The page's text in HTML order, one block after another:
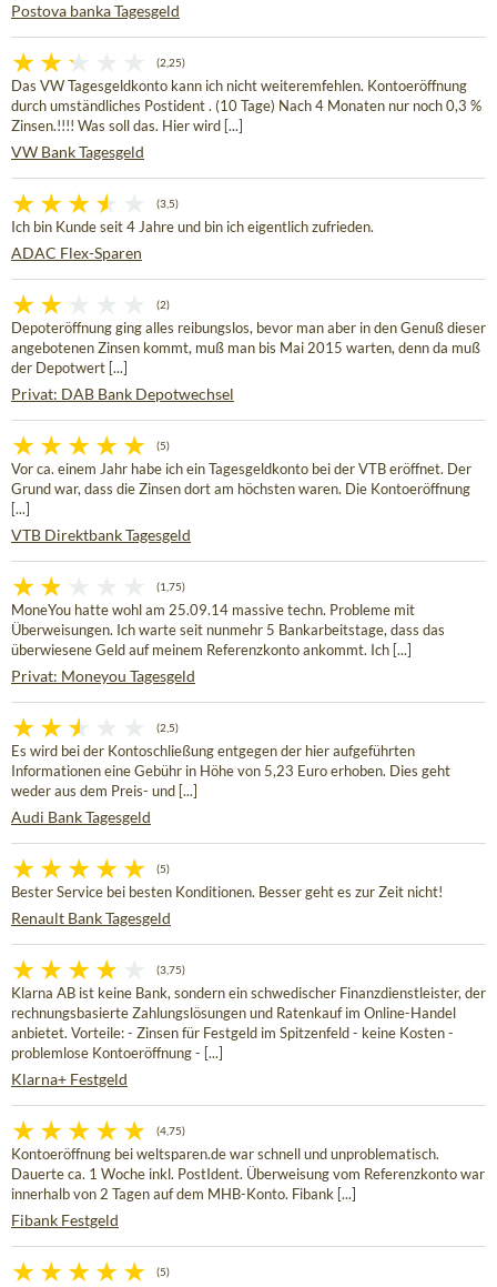
Postova banka Tagesgeld
(2,25)
Das VW Tagesgeldkonto kann ich nicht weiteremfehlen. Kontoeröffnung
durch umständliches Postident . (10 Tage) Nach 4 Monaten nur noch 0,3 %
Zinsen.!!!! Was soll das. Hier wird [...]
VW Bank Tagesgeld
(3,5)
Ich bin Kunde seit 4 Jahre und bin ich eigentlich zufrieden.
ADAC Flex-Sparen
(2)
Depoteröffnung ging alles reibungslos, bevor man aber in den Genuß dieser
angebotenen Zinsen kommt, muß man bis Mai 2015 warten, denn da muß
der Depotwert [...]
Privat: DAB Bank Depotwechsel
(5)
Vor ca. einem Jahr habe ich ein Tagesgeldkonto bei der VTB eröffnet. Der
Grund war, dass die Zinsen dort am höchsten waren. Die Kontoeröffnung
[...]
VTB Direktbank Tagesgeld
(1,75)
MoneYou hatte wohl am 25.09.14 massive techn. Probleme mit
Überweisungen. Ich warte seit nunmehr 5 Bankarbeitstage, dass das
überwiesene Geld auf meinem Referenzkonto ankommt. Ich [...]
Privat: Moneyou Tagesgeld
(2,5)
Es wird bei der Kontoschließung entgegen der hier aufgeführten
Informationen eine Gebühr in Höhe von 5,23 Euro erhoben. Dies geht
weder aus dem Preis- und [...]
Audi Bank Tagesgeld
(5)
Bester Service bei besten Konditionen. Besser geht es zur Zeit nicht!
Renault Bank Tagesgeld
(3,75)
Klarna AB ist keine Bank, sondern ein schwedischer Finanzdienstleister, der
rechnungsbasierte Zahlungslösungen und Ratenkauf im Online-Handel
anbietet. Vorteile: - Zinsen für Festgeld im Spitzenfeld - keine Kosten -
problemlose Kontoeröffnung - [...]
Klarna+ Festgeld
(4,75)
Kontoeröffnung bei weltsparen.de war schnell und unproblematisch.
Dauerte ca. 1 Woche inkl. PostIdent. Überweisung vom Referenzkonto war
innerhalb von 2 Tagen auf dem MHB-Konto. Fibank [...]
Fibank Festgeld
(5)